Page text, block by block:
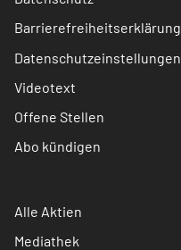
Barrierefreiheitserklärung
Datenschutzeinstellungen
Videotext
Offene Stellen
Abo kündigen
Alle Aktien
Mediathek